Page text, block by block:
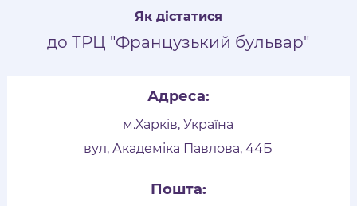
Як дістатися
до ТРЦ "Французький бульвар"
Адреса:
м.Харків, Україна
вул, Академіка Павлова, 44Б
Пошта: